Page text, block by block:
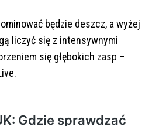
będzie deszcz, a wyżej
liczyć się z intensywnymi
się głębokich zasp –